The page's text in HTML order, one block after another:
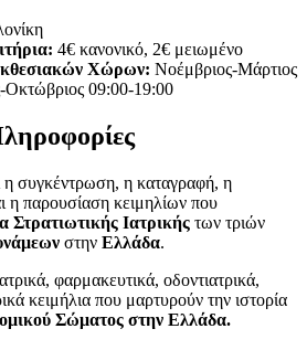
4€ κανονικό, 2€ μειωμένο
Χώρων: Νοέμβριος-Μάρτιος
Οκτώβριος 09:00-19:00
η συγκέντρωση, η καταγραφή, η
η παρουσίαση κειμηλίων που
Στρατιωτικής Ιατρικής των τριών
στην Ελλάδα.
φαρμακευτικά, οδοντιατρικά,
κειμήλια που μαρτυρούν την ιστορία
Σώματος στην Ελλάδα.